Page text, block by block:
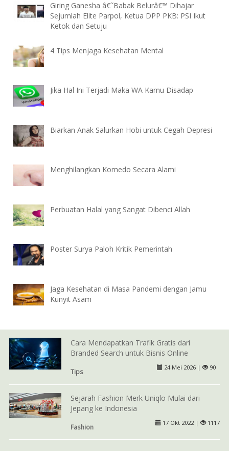
Giring Ganesha â€˜Babak Belurâ€™ Dihajar
Sejumlah Elite Parpol, Ketua DPP PKB: PSI Ikut
Ketok dan Setuju
4 Tips Menjaga Kesehatan Mental
Jika Hal Ini Terjadi Maka WA Kamu Disadap
Biarkan Anak Salurkan Hobi untuk Cegah Depresi
Menghilangkan Komedo Secara Alami
Perbuatan Halal yang Sangat Dibenci Allah
Poster Surya Paloh Kritik Pemerintah
Jaga Kesehatan di Masa Pandemi dengan Jamu
Kunyit Asam
Cara Mendapatkan Trafik Gratis dari
Branded Search untuk Bisnis Online
Tips
24 Mei 2026 | 90
Sejarah Fashion Merk Uniqlo Mulai dari
Jepang ke Indonesia
Fashion
17 Okt 2022 | 1117